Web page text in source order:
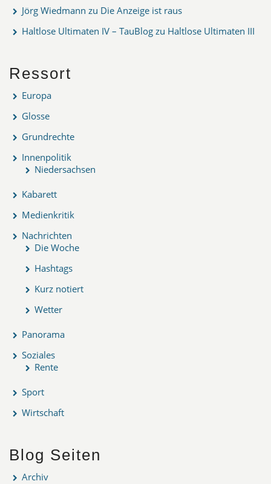
Jörg Wiedmann zu Die Anzeige ist raus
Haltlose Ultimaten IV – TauBlog zu Haltlose Ultimaten III
Ressort
Europa
Glosse
Grundrechte
Innenpolitik
Niedersachsen
Kabarett
Medienkritik
Nachrichten
Die Woche
Hashtags
Kurz notiert
Wetter
Panorama
Soziales
Rente
Sport
Wirtschaft
Blog Seiten
Archiv